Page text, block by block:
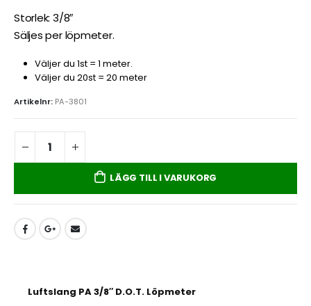
Storlek: 3/8″
Säljes per löpmeter.
Väljer du 1st = 1 meter.
Väljer du 20st = 20 meter
Artikelnr: PA-3801
LÄGG TILL I VARUKORG
Luftslang PA 3/8″ D.O.T. Löpmeter